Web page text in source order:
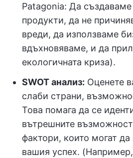
Patagonia: Да
продукти, да не
вреди, да използваме
вдъхновяваме, и да
екологичната криза).
SWOT анализ: Оценете
слаби страни,
Това помага да се
вътрешните
фактори, които могат да
вашия успех.